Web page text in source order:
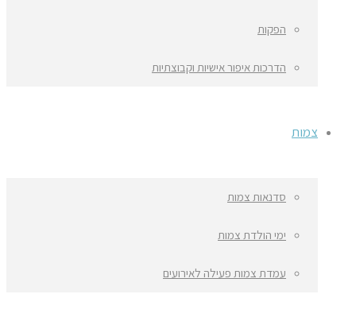
הפקות
הדרכות איפור אישיות וקבוצתיות
צמות
סדנאות צמות
ימי הולדת צמות
עמדת צמות פעילה לאירועים